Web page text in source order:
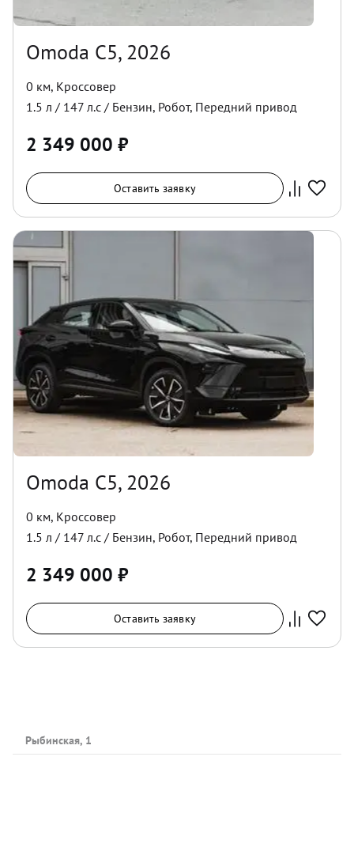
Omoda C5, 2026
0 км, Кроссовер
1.5 л / 147 л.с / Бензин, Робот, Передний привод
2 349 000 ₽
Оставить заявку
Omoda C5, 2026
0 км, Кроссовер
1.5 л / 147 л.с / Бензин, Робот, Передний привод
2 349 000 ₽
Оставить заявку
Рыбинская, 1